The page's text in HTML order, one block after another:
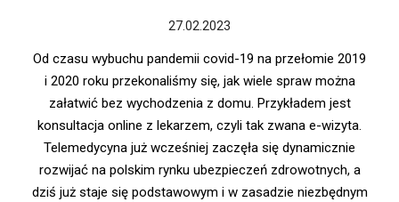
27.02.2023
Od czasu wybuchu pandemii covid-19 na przełomie 2019
i 2020 roku przekonaliśmy się, jak wiele spraw można
załatwić bez wychodzenia z domu. Przykładem jest
konsultacja online z lekarzem, czyli tak zwana e-wizyta.
Telemedycyna już wcześniej zaczęła się dynamicznie
rozwijać na polskim rynku ubezpieczeń zdrowotnych, a
dziś już staje się podstawowym i w zasadzie niezbędnym